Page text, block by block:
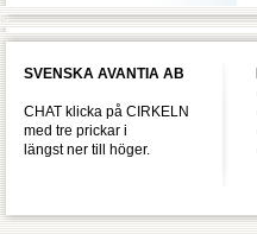
SVENSKA AVANTIA AB
CHAT klicka på CIRKELN
med tre prickar i
längst ner till höger.